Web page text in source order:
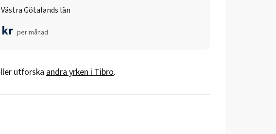
Götalands län
kr per månad
utforskaandra yrken iTibro.